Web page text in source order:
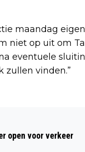
maandag
niet op uit om
eventuele
zullen vinden.”
UITVINDING
open voor verkeer